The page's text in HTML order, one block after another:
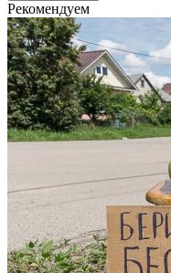
Рекомендуем